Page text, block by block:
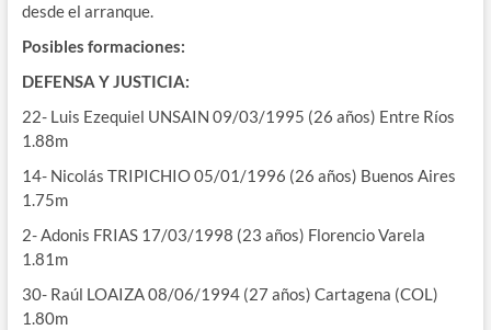
desde el arranque.
Posibles formaciones:
DEFENSA Y JUSTICIA:
22- Luis Ezequiel UNSAIN 09/03/1995 (26 años) Entre Ríos
1.88m
14- Nicolás TRIPICHIO 05/01/1996 (26 años) Buenos Aires
1.75m
2- Adonis FRIAS 17/03/1998 (23 años) Florencio Varela
1.81m
30- Raúl LOAIZA 08/06/1994 (27 años) Cartagena (COL)
1.80m